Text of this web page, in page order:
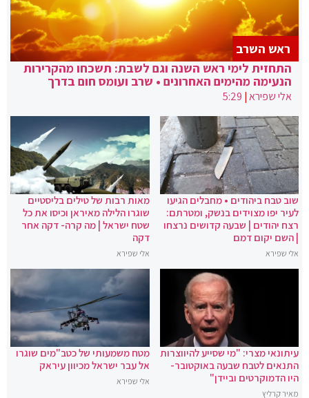
התחזית לימי ראש השנה וגם לשבת: תשכחו מהקרירות
הנעימה מהימים האחרונים • שרב ועומס חום בדרך
אלי שפירא|
5:29
ראש השרב
שוב טבח ביהודים • מחבלים הגיעו
לעיר יפו מצוידים בנשק, ומטרתם:
רצח יהודים | שבעה קדושים נרצחו
| השם יקום דמם
אלי שפירא
מאות רבות של טילים בליסטיים
שוגרו הלילה מאיראן וכיסו את כל
שטח ישראל | מה קרה- דקה אחר
דקה
אלי שפירא
עיתונאי מצרי: "מי שסייע להיווצרות
התנאים לטבח שבעה באוקטובר-
היו הדמוקרטים וביידן"
מאיר קרליץ
מטח משמעותי של כטב"מים שוגרו
אל עבר ישראל מכיוון עיראק
אלי שפירא